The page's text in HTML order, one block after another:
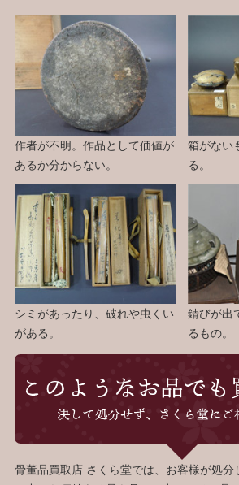
作者が不明。作品として価値が
あるか分からない。
箱がない
る。
シミがあったり、破れや虫くい
がある。
錆びが出
るもの。
骨董品買取店 さくら堂では、お客様が処分